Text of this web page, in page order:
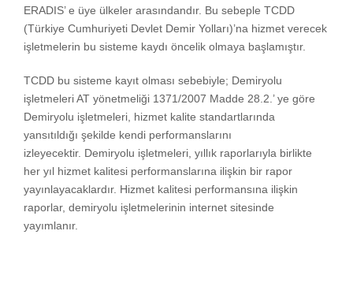
ERADIS’ e üye ülkeler arasındandır. Bu sebeple TCDD
(Türkiye Cumhuriyeti Devlet Demir Yolları)’na hizmet verecek
işletmelerin bu sisteme kaydı öncelik olmaya başlamıştır.
TCDD bu sisteme kayıt olması sebebiyle; Demiryolu
işletmeleri AT yönetmeliği 1371/2007 Madde 28.2.’ ye göre
Demiryolu işletmeleri, hizmet kalite standartlarında
yansıtıldığı şekilde kendi performanslarını
izleyecektir. Demiryolu işletmeleri, yıllık raporlarıyla birlikte
her yıl hizmet kalitesi performanslarına ilişkin bir rapor
yayınlayacaklardır. Hizmet kalitesi performansına ilişkin
raporlar, demiryolu işletmelerinin internet sitesinde
yayımlanır.